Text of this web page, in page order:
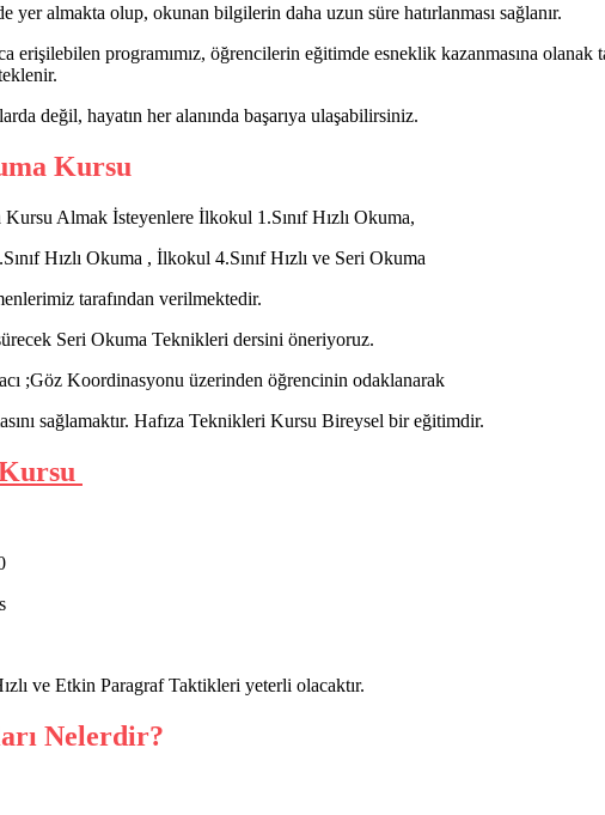
yer almakta olup, okunan bilgilerin daha uzun süre hatırlanması sağlanır.
erişilebilen programımız, öğrencilerin eğitimde esneklik kazanmasına
değil, hayatın her alanında başarıya ulaşabilirsiniz.
Kursu
Almak İsteyenlere İlkokul 1.Sınıf Hızlı Okuma,
Hızlı Okuma , İlkokul 4.Sınıf Hızlı ve Seri Okuma
tarafından verilmektedir.
Seri Okuma Teknikleri dersini öneriyoruz.
;Göz Koordinasyonu üzerinden öğrencinin odaklanarak
sağlamaktır. Hafıza Teknikleri Kursu Bireysel bir eğitimdir.
ve Etkin Paragraf Taktikleri yeterli olacaktır.
Nelerdir?